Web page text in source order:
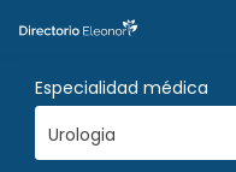
Especialidad médica
Urologia